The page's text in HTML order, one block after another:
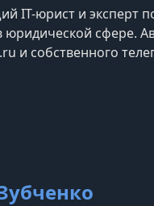
IT-юрист и эксперт
юридической сфере.
и собственного
мини-курса